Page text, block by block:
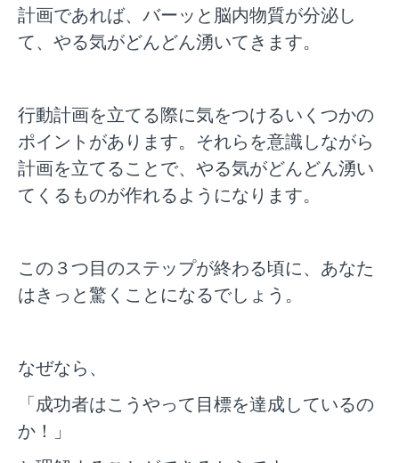
計画であれば、バーッと脳内物質が分泌し
て、やる気がどんどん湧いてきます。
行動計画を立てる際に気をつけるいくつかの
ポイントがあります。それらを意識しながら
計画を立てることで、やる気がどんどん湧い
てくるものが作れるようになります。
この３つ目のステップが終わる頃に、あなた
はきっと驚くことになるでしょう。
なぜなら、
「成功者はこうやって目標を達成しているの
か！」